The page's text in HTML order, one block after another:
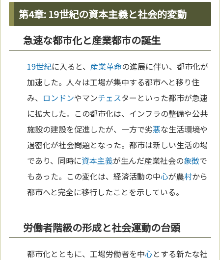
第4章: 19世紀の資本主義と社会的変動
急速な都市化と産業都市の誕生
19世紀に入ると、 産業革命の進展に伴い、都市化が
加速した。人々は工場が集中する都市へと移り住
み、 ロンドンやマンチェスターといった都市が急速
に拡大した。この都市化は、インフラの整備や公共
施設の建設を促進したが、一方で劣悪な生活環境や
過密化が社会問題となった。都市は新しい生活の場
であり、同時に資本主義が生んだ産業社会の象徴で
もあった。この変化は、経済活動の中心が農村から
都市へと完全に移行したことを示している。
労働者階級の形成と社会運動の台頭
都市化とともに、工場労働者を中心とする新たな社